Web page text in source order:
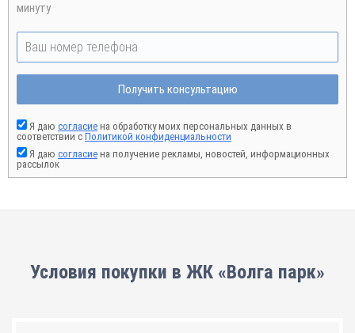
минуту
Получить консультацию
Я даю согласие на обработку моих персональных данных в
соответствии с Политикой конфиденциальности
Я даю согласие на получение рекламы, новостей, информационных
рассылок
Условия покупки в ЖК «Волга парк»